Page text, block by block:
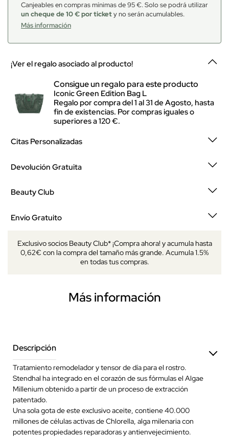
Canjeables en compras mínimas de 95 €. Solo se podrá utilizar
un cheque de 10 € por tickety no serán acumulables.
Más información
¡Ver el regalo asociado al producto!
Consigue un regalo para este producto
Iconic Green Edition Bag L
Regalo por compra del 1 al 31 de Agosto, hasta
fin de existencias. Por compras iguales o
superiores a 120 €.
Citas Personalizadas
Devolución Gratuita
Beauty Club
Envío Gratuito
Exclusivo socios Beauty Club* ¡Compra ahora! y acumula hasta
0,62€ con la compra del tamaño más grande. Acumula 1.5%
en todas tus compras.
Más información
Descripción
Tratamiento remodelador y tensor de día para el rostro.
Stendhal ha integrado en el corazón de sus fórmulas el Algae
Millenium obtenido a partir de un proceso de extracción
patentado.
Una sola gota de este exclusivo aceite, contiene 40.000
millones de células activas de Chlorella, alga milenaria con
potentes propiedades reparadoras y antienvejecimiento.